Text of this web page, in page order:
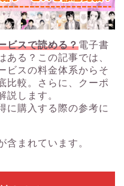
ビスで読める？電子書
ある？この記事では、
ビスの料金体系からそ
比較。さらに、クーポ
説します。
に購入する際の参考に
まれています。